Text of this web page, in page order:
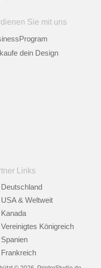
Sie mit uns
dein Design
Links
Deutschland
USA & Weltweit
Kanada
Vereinigtes Königreich
Spanien
Frankreich